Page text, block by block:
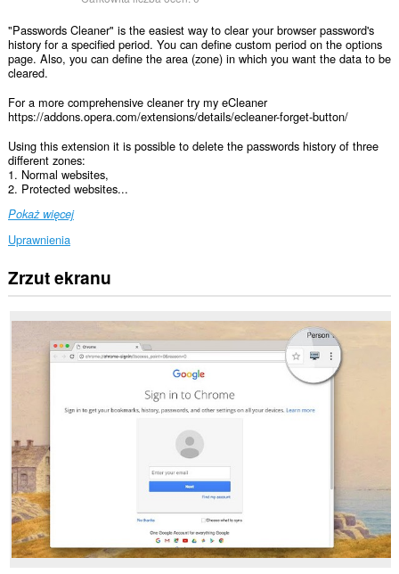
"Passwords Cleaner" is the easiest way to clear your browser password's
history for a specified period. You can define custom period on the options
page. Also, you can define the area (zone) in which you want the data to be
cleared.
For a more comprehensive cleaner try my eCleaner
https://addons.opera.com/extensions/details/ecleaner-forget-button/
Using this extension it is possible to delete the passwords history of three
different zones:
1. Normal websites,
2. Protected websites...
Pokaż więcej
Uprawnienia
This
extension
clear
browsing
data.
To
rozszerzenie
może
uzyskać
dostęp
do
kart
Zrzut ekranu